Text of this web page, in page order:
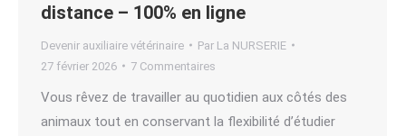
distance – 100% en ligne
Devenir auxiliaire vétérinaire Par La NURSERIE
27 février 2026
7 Commentaires
Vous rêvez de travailler au quotidien aux côtés des
animaux tout en conservant la flexibilité d’étudier